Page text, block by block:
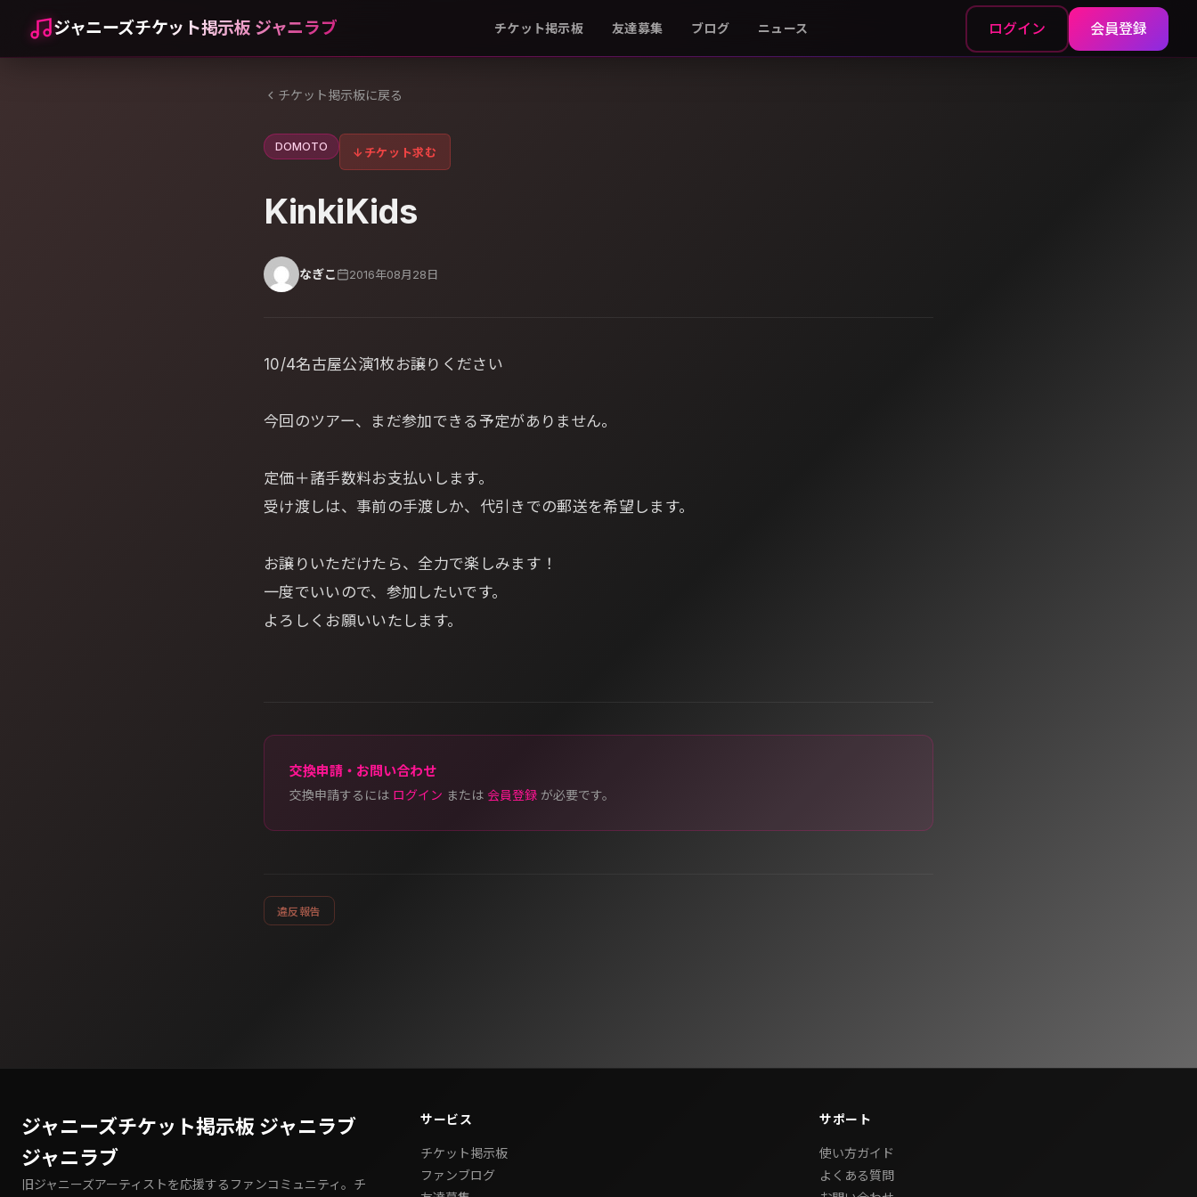
ジャニーズチケット掲示板 ジャニラブ チケット掲示板 友達募集 ブログ ニュース ログイン 会員登録
チケット掲示板に戻る
DOMOTO ↓ チケット求む
KinkiKids
なぎこ 2016年08月28日
10/4名古屋公演1枚お譲りください
今回のツアー、まだ参加できる予定がありません。
定価＋諸手数料お支払いします。
受け渡しは、事前の手渡しか、代引きでの郵送を希望します。
お譲りいただけたら、全力で楽しみます！
一度でいいので、参加したいです。
よろしくお願いいたします。
交換申請・お問い合わせ
交換申請するには ログイン または 会員登録 が必要です。
違反報告
ジャニーズチケット掲示板 ジャニラブ
ジャニラブ
旧ジャニーズアーティストを応援するファンコミュニティ。チ
サービス
チケット掲示板
ファンブログ
サポート
使い方ガイド
よくある質問